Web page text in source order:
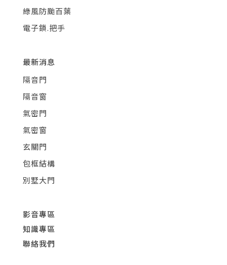
綠風防颱百葉
電子鎖.把手
最新消息
隔音門
隔音窗
氣密門
氣密窗
玄關門
包框結構
別墅大門
影音專區
知識專區
聯絡我們